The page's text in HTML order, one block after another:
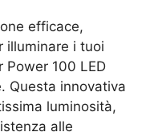
efficace,
illuminare i tuoi
Power 100 LED
Questa innovativa
luminosità,
alle